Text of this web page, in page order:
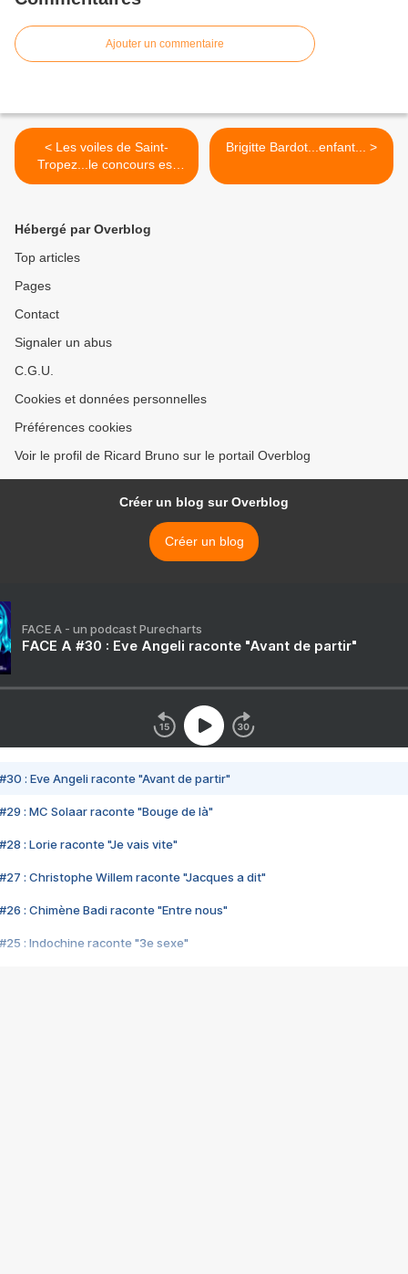
Ajouter un commentaire
< Les voiles de Saint-
Tropez...le concours est
lancé!
Brigitte Bardot...enfant... >
Hébergé par Overblog
Top articles
Pages
Contact
Signaler un abus
C.G.U.
Cookies et données personnelles
Préférences cookies
Voir le profil de Ricard Bruno sur le portail Overblog
Créer un blog sur Overblog
Créer un blog
FACE A - un podcast Purecharts
FACE A #30 : Eve Angeli raconte "Avant de partir"
#30 : Eve Angeli raconte "Avant de partir"
#29 : MC Solaar raconte "Bouge de là"
#28 : Lorie raconte "Je vais vite"
#27 : Christophe Willem raconte "Jacques a dit"
#26 : Chimène Badi raconte "Entre nous"
#25 : Indochine raconte "3e sexe"